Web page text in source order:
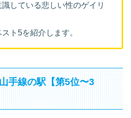
している悲しい性のゲイリ
ト5を紹介します。
手線の駅【第5位〜3